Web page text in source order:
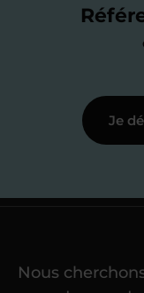
me mettre à
j’échange
Étape 3
Je
Une fois ma
Je
Nous